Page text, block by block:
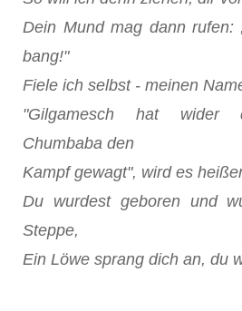
Dein Mund mag dann rufen:
bang!"
Fiele ich selbst - meinen
"Gilgamesch hat wider
Chumbaba den
Kampf gewagt", wird es
Du wurdest geboren und
Steppe,
Ein Löwe sprang dich an, du